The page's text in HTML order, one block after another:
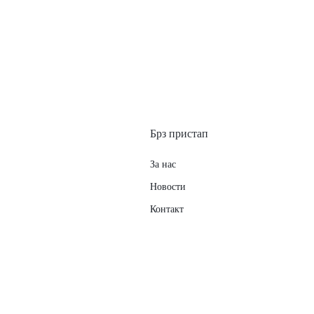
Брз пристап
За нас
Новости
Контакт